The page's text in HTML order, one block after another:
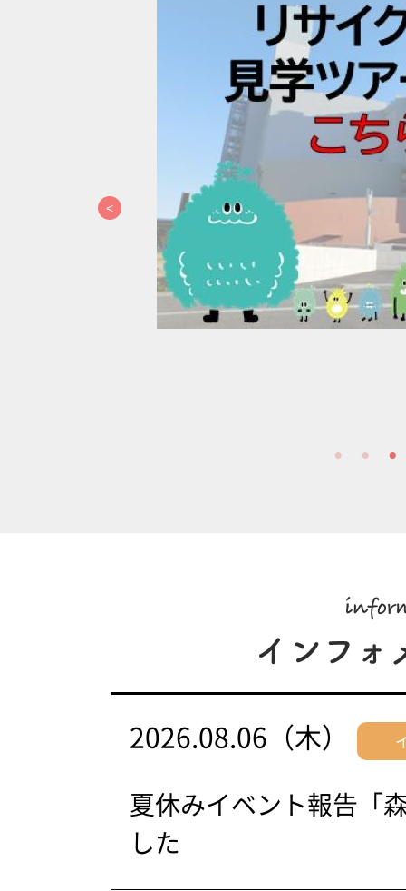
2026.08.06（木）
夏休みイベント報告「
した